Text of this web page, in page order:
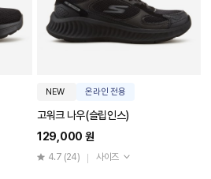
NEW 온라인 전용
고워크 나우(슬립인스)
129,000 원
4.7 (24) 사이즈